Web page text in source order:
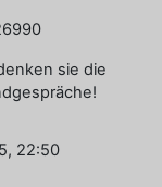
sie die
22:50